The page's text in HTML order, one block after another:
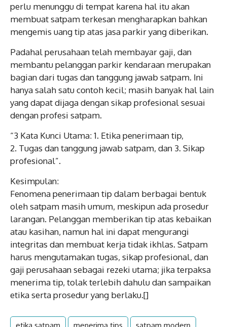
perlu menunggu di tempat karena hal itu akan
membuat satpam terkesan mengharapkan bahkan
mengemis uang tip atas jasa parkir yang diberikan.
Padahal perusahaan telah membayar gaji, dan
membantu pelanggan parkir kendaraan merupakan
bagian dari tugas dan tanggung jawab satpam. Ini
hanya salah satu contoh kecil; masih banyak hal lain
yang dapat dijaga dengan sikap profesional sesuai
dengan profesi satpam.
“3 Kata Kunci Utama: 1. Etika penerimaan tip,
2. Tugas dan tanggung jawab satpam, dan 3. Sikap
profesional”.
Kesimpulan:
Fenomena penerimaan tip dalam berbagai bentuk
oleh satpam masih umum, meskipun ada prosedur
larangan. Pelanggan memberikan tip atas kebaikan
atau kasihan, namun hal ini dapat mengurangi
integritas dan membuat kerja tidak ikhlas. Satpam
harus mengutamakan tugas, sikap profesional, dan
gaji perusahaan sebagai rezeki utama; jika terpaksa
menerima tip, tolak terlebih dahulu dan sampaikan
etika serta prosedur yang berlaku.[]